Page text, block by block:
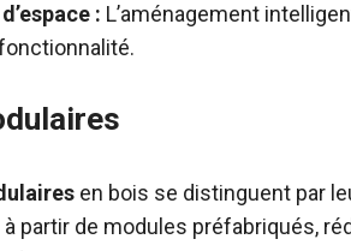
: L’aménagement
en bois se distinguent par
partir de modules préfabriqués,